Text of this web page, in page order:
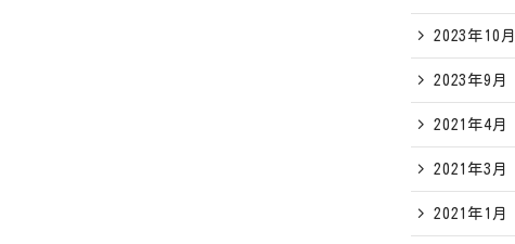
2023年10月
2023年9月
2021年4月
2021年3月
2021年1月